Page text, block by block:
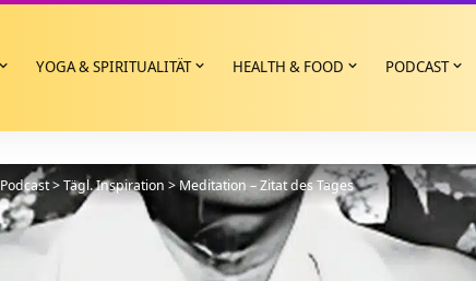
YOGA & SPIRITUALITÄT HEALTH & FOOD PODCAST
Podcast>Tägl. Inspiration >Meditation – Zitat des Tages